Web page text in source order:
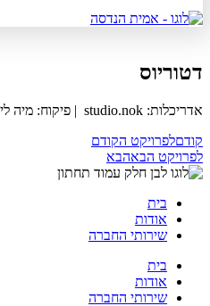
דטוריוס
אדריכלות: studio.nok | פיקוח: מיה ליננברג | צילום: גדעון לוין
קודםלפרויקט הקודם
לפרויקט הבאהבא
בית
אודות
שירותי החברה
בית
אודות
שירותי החברה